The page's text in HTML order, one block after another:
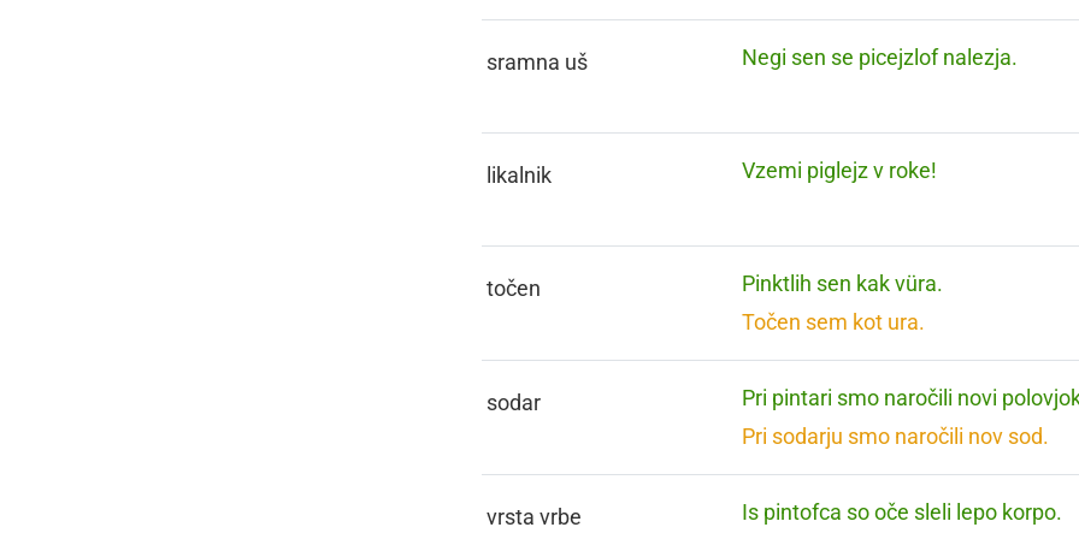
sramna uš Negi sen se picejzlof nalezja.
likalnik Vzemi piglejz v roke!
točen
Pinktlih sen kak vüra.
Točen sem kot ura.
sodar
Pri pintari smo naročili novi
Pri sodarju smo naročili nov sod.
vrsta vrbe Is pintofca so oče sleli lepo korpo.